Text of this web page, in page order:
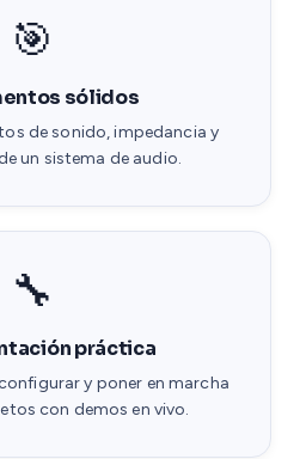
🎯
sólidos
de sonido, impedancia y
un sistema de audio.
🔧
práctica
y poner en marcha
con demos en vivo.